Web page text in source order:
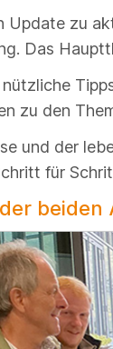
Update zu
Das
zu den
und der
für